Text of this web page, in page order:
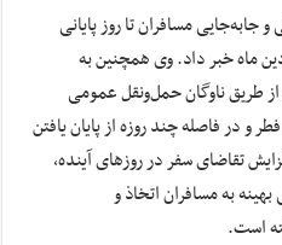
جابه‌جایی مسافران تا روز پایانی
نوروزی ۱۴۰۳ در ۱۷ فروردین ماه خبر داد. وی همچنین به
طریق ناوگان حمل‌ونقل عمومی
و در فاصله چند روزه از پایان یافتن
تقاضای سفر در روزهای آینده،
به مسافران اتخاذ و
است.